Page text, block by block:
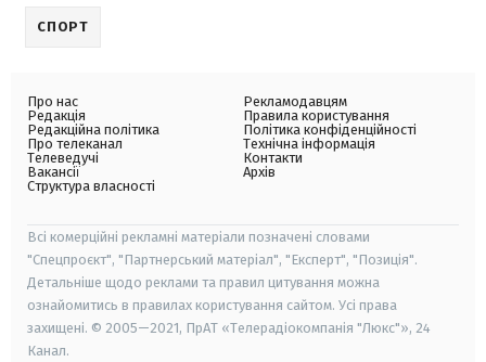
СПОРТ
Про нас
Редакція
Редакційна політика
Про телеканал
Телеведучі
Вакансії
Структура власності
Рекламодавцям
Правила користування
Політика конфіденційності
Технічна інформація
Контакти
Архів
Всі комерційні рекламні матеріали позначені словами
"Спецпроєкт", "Партнерський матеріал", "Експерт", "Позиція".
Детальніше щодо реклами та правил цитування можна
ознайомитись в правилах користування сайтом. Усі права
захищені. © 2005—2021, ПрАТ «Телерадіокомпанія "Люкс"», 24
Канал.